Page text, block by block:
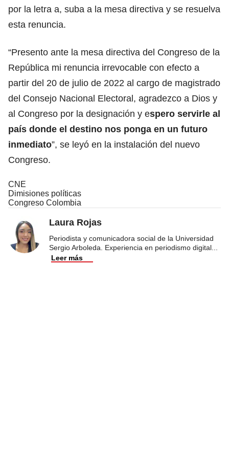
por la letra a, suba a la mesa directiva y se resuelva
esta renuncia.
“Presento ante la mesa directiva del Congreso de la
República mi renuncia irrevocable con efecto a
partir del 20 de julio de 2022 al cargo de magistrado
del Consejo Nacional Electoral, agradezco a Dios y
al Congreso por la designación y espero servirle al
país donde el destino nos ponga en un futuro
inmediato”, se leyó en la instalación del nuevo
Congreso.
CNE
Dimisiones políticas
Congreso Colombia
Laura Rojas
Periodista y comunicadora social de la Universidad
Sergio Arboleda. Experiencia en periodismo digital
Leer más